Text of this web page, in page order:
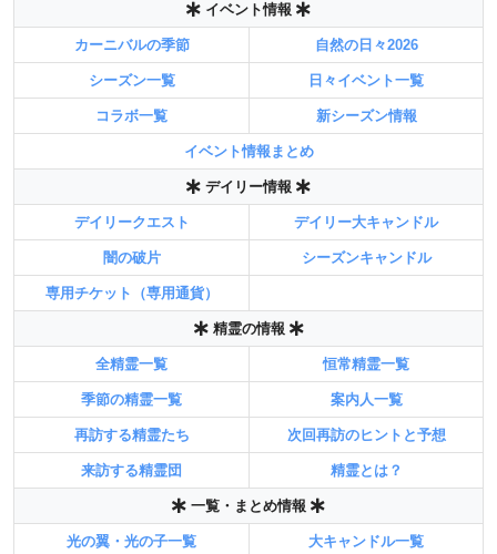
イベント情報
カーニバルの季節 自然の日々2026
シーズン一覧 日々イベント一覧
コラボ一覧 新シーズン情報
イベント情報まとめ
デイリー情報
デイリークエスト デイリー大キャンドル
闇の破片 シーズンキャンドル
専用チケット（専用通貨）
精霊の情報
全精霊一覧 恒常精霊一覧
季節の精霊一覧 案内人一覧
再訪する精霊たち 次回再訪のヒントと予想
来訪する精霊団 精霊とは？
一覧・まとめ情報
光の翼・光の子一覧 大キャンドル一覧